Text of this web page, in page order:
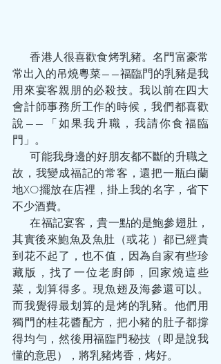
        香港人很喜歡食烤乳豬。名門富豪常
常出入的吊燒粵菜——福臨門的乳豬是我
用來宴客親朋的必殺技。我以前在四大
會計師事務所工作的時候，我們都喜歡
說——「如果我升職，我請你食福臨
門」。
        可能我身邊的好朋友都不斷的升職之
故，我變成福記的常客，還把一瓶白蘭
地XO擺放在店裡，掛上我的名字，省下
不少酒費。
        在福記宴客，貴一點的是鮑參翅肚，
其實後來鮑魚及魚肚（或花 ）都已經貴
到花不起了，也不值，因為自家有些珍
藏版，找了一位老廚師，回家燒這些
菜，划算得多。現魚翅及海參還可以。
而我覺得最划算的是烤的乳豬。他們用
獨門的桂花醬配方，把小豬的肚子都撐
得均勻，然後用福臨門秘技（即是說我
懂的意思），將乳豬烤香，烤好。